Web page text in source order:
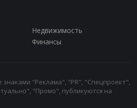
Недвижимость
Финансы
"Реклама", "PR", "Спецпроект",
"Промо", публикуются на